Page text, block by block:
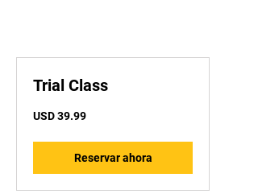
Trial Class
39.99
dólares
USD 39.99
Reservar ahora